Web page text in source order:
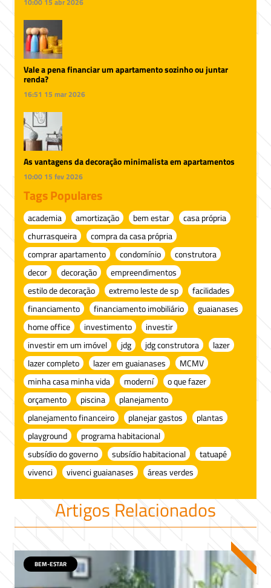
Vale a pena financiar um apartamento sozinho ou juntar
renda?
16:51 15 mar 2026
As vantagens da decoração minimalista em apartamentos
10:00 15 fev 2026
Tags Populares
academia amortização bem estar
casa própria
churrasqueira
compra da casa própria
comprar apartamento
condomínio
construtora
decor
decoração
empreendimentos
estilo de decoração
extremo leste de sp
facilidades
financiamento
financiamento imobiliário
guaianases
home office
investimento
investir
investir em um imóvel
jdg jdg construtora
lazer
lazer completo
lazer em guaianases
MCMV
minha casa minha vida
moderní
o que fazer
orçamento
piscina
planejamento
planejamento financeiro
planejar gastos
plantas
playground
programa habitacional
subsídio do governo
subsídio habitacional
tatuapé
vivenci
vivenci guaianases áreas verdes
Artigos Relacionados
BEM-ESTAR